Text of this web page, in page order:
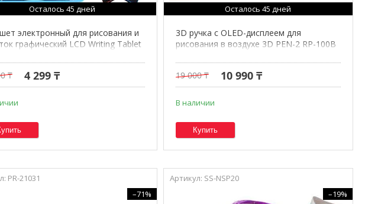
Осталось 45 дней
электронный для рисования и
графический LCD Writing Tablet
₸
4 299 ₸
Осталось 45 дней
3D ручка с OLED-дисплеем для
рисования в воздухе 3D PEN-2 RP-100B
19 000 ₸
10 990 ₸
В наличии
Купить
PR-21031
–71%
SS-NSP20
–19%